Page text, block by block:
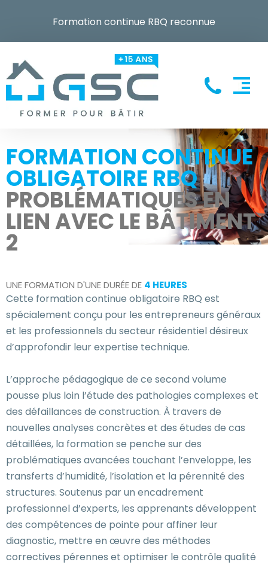
Formation continue RBQ reconnue
FORMATION CONTINUE
OBLIGATOIRE RBQ
PROBLÉMATIQUES EN
LIEN AVEC LE BÂTIMENT
2
UNE FORMATION D'UNE DURÉE DE 4 HEURES
Cette formation continue obligatoire RBQ est
spécialement conçu pour les entrepreneurs généraux
et les professionnels du secteur résidentiel désireux
d’approfondir leur expertise technique.
L’approche pédagogique de ce second volume
pousse plus loin l’étude des pathologies complexes et
des défaillances de construction. À travers de
nouvelles analyses concrètes et des études de cas
détaillées, la formation se penche sur des
problématiques avancées touchant l’enveloppe, les
transferts d’humidité, l’isolation et la pérennité des
structures. Soutenus par un encadrement
professionnel d’experts, les apprenants développent
des compétences de pointe pour affiner leur
diagnostic, mettre en œuvre des méthodes
correctives pérennes et optimiser le contrôle qualité